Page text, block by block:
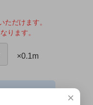
だけます。
ります。
×0.1m
る ×